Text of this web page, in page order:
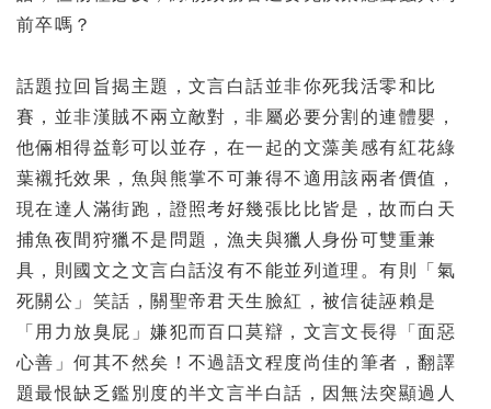
前卒嗎？
話題拉回旨揭主題，文言白話並非你死我活零和比
賽，並非漢賊不兩立敵對，非屬必要分割的連體嬰，
他倆相得益彰可以並存，在一起的文藻美感有紅花綠
葉襯托效果，魚與熊掌不可兼得不適用該兩者價值，
現在達人滿街跑，證照考好幾張比比皆是，故而白天
捕魚夜間狩獵不是問題，漁夫與獵人身份可雙重兼
具，則國文之文言白話沒有不能並列道理。有則「氣
死關公」笑話，關聖帝君天生臉紅，被信徒誣賴是
「用力放臭屁」嫌犯而百口莫辯，文言文長得「面惡
心善」何其不然矣！不過語文程度尚佳的筆者，翻譯
題最恨缺乏鑑別度的半文言半白話，因無法突顯過人